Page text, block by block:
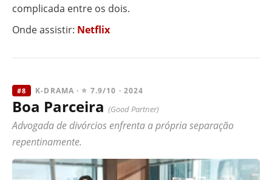
complicada entre os dois.
Onde assistir: Netflix
#8 K-DRAMA · ⭐ 7.9/10 · 2024
Boa Parceira (Good Partner)
Advogada de divórcios enfrenta a própria separação
repentinamente.